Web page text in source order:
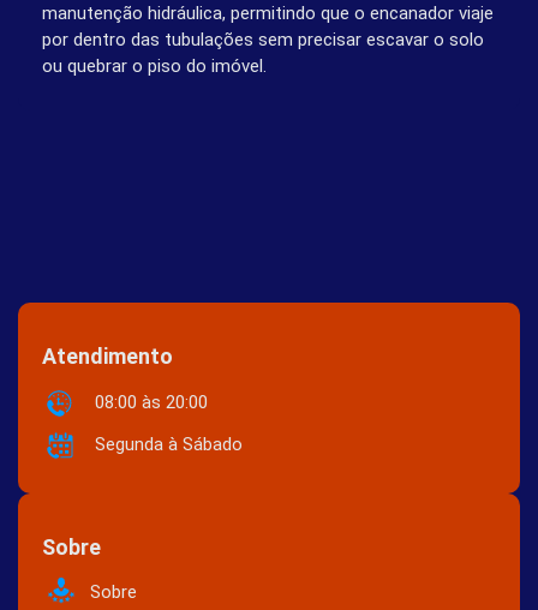
manutenção hidráulica, permitindo que o encanador viaje
por dentro das tubulações sem precisar escavar o solo
ou quebrar o piso do imóvel.
Atendimento
08:00 às 20:00
Segunda à Sábado
Sobre
Sobre